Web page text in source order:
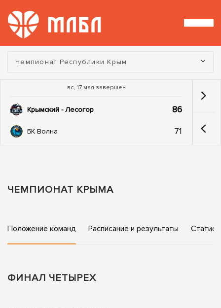
Турнир:
Чемпионат Республики Крым
вс, 17 мая завершен
Крымский - Лесогор 86
БК Волна 71
ЧЕМПИОНАТ КРЫМА
Положение команд Расписание и результаты
ФИНАЛ ЧЕТЫРЕХ